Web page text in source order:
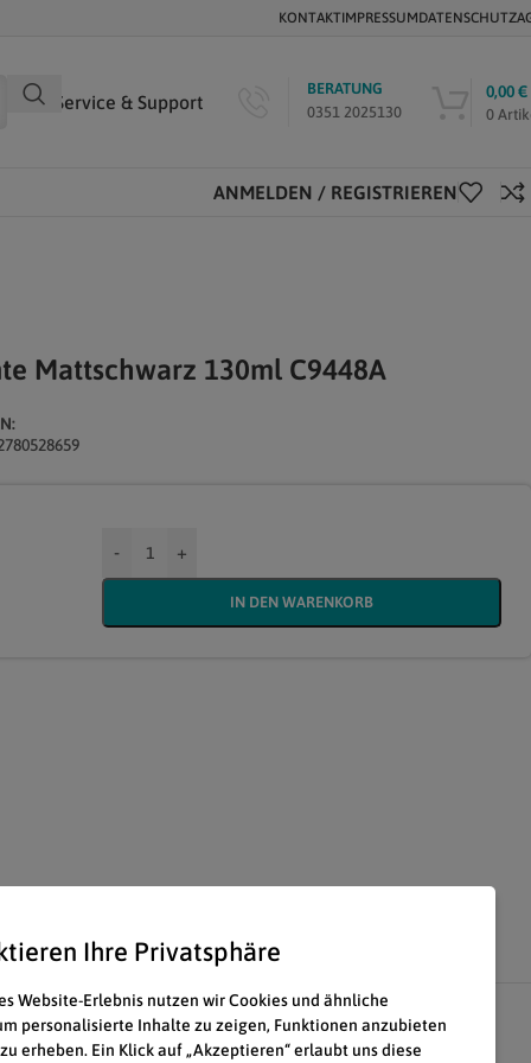
KONTAKTIMPRESSUMDATENSCHUTZ
Service & Support
BERATUNG
0351 2025130
0
0,00€
ANMELDEN / REGISTRIEREN
Mattschwarz 130ml C9448A
- +
IN DEN WARENKORB
Ihre Privatsphäre
Website-Erlebnis nutzen wir Cookies und ähnliche
personalisierte Inhalte zu zeigen, Funktionen anzubieten
erheben. Ein Klick auf „Akzeptieren“ erlaubt uns diese